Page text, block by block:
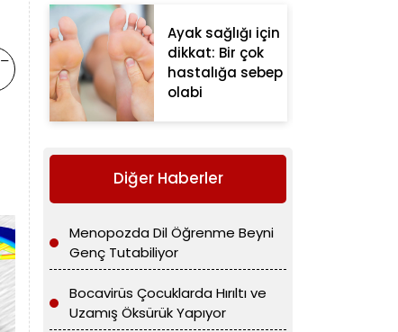
Ayak sağlığı için
dikkat: Bir çok
hastalığa sebep
olabi
Diğer Haberler
Menopozda Dil Öğrenme Beyni
Genç Tutabiliyor
Bocavirüs Çocuklarda Hırıltı ve
Uzamış Öksürük Yapıyor